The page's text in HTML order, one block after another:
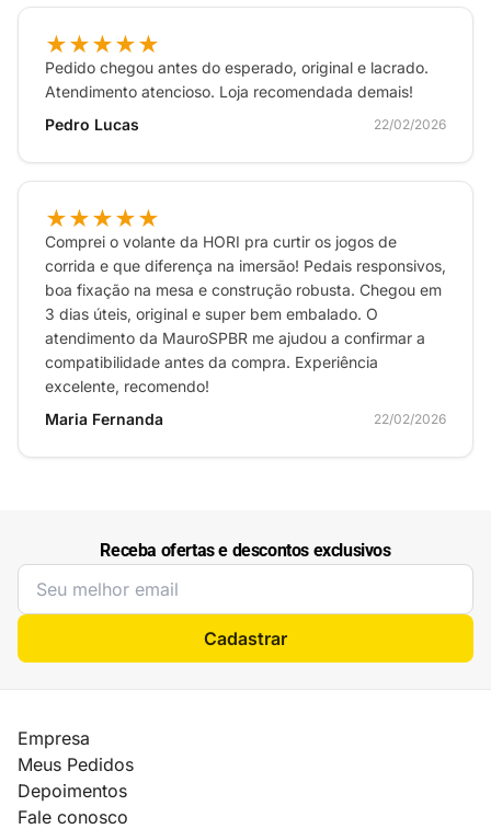
Wi-Fi em todos os cantos da sua casa.
★★★★★
Pedido chegou antes do esperado, original e lacrado.
Atendimento atencioso. Loja recomendada demais!
Pedro Lucas
22/02/2026
★★★★★
Comprei o volante da HORI pra curtir os jogos de
corrida e que diferença na imersão! Pedais responsivos,
boa fixação na mesa e construção robusta. Chegou em
3 dias úteis, original e super bem embalado. O
atendimento da MauroSPBR me ajudou a confirmar a
compatibilidade antes da compra. Experiência
excelente, recomendo!
Maria Fernanda
22/02/2026
Receba ofertas e descontos exclusivos
Cadastrar
Empresa
Meus Pedidos
Depoimentos
Fale conosco